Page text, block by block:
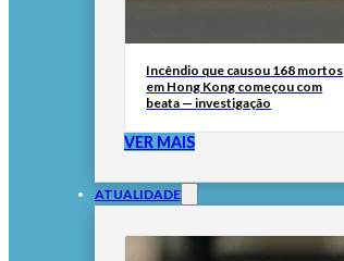
Incêndio que causou 168 mortos
em Hong Kong começou com
beata — investigação
VER MAIS
ATUALIDADE